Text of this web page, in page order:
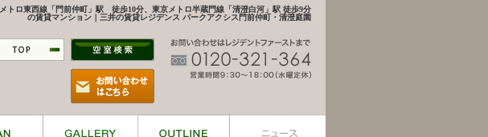
トロ東西線「門前仲町」駅 徒歩10分、東京メトロ半蔵門線「清澄白河」駅 徒歩9分
の賃貸マンション｜三井の賃貸レジデンス パークアクシス門前仲町・清澄庭園